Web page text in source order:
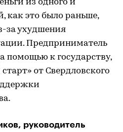
из одного и
как это было раньше,
за ухудшения
Предприниматель
помощью к государству,
от Свердловского
руководитель